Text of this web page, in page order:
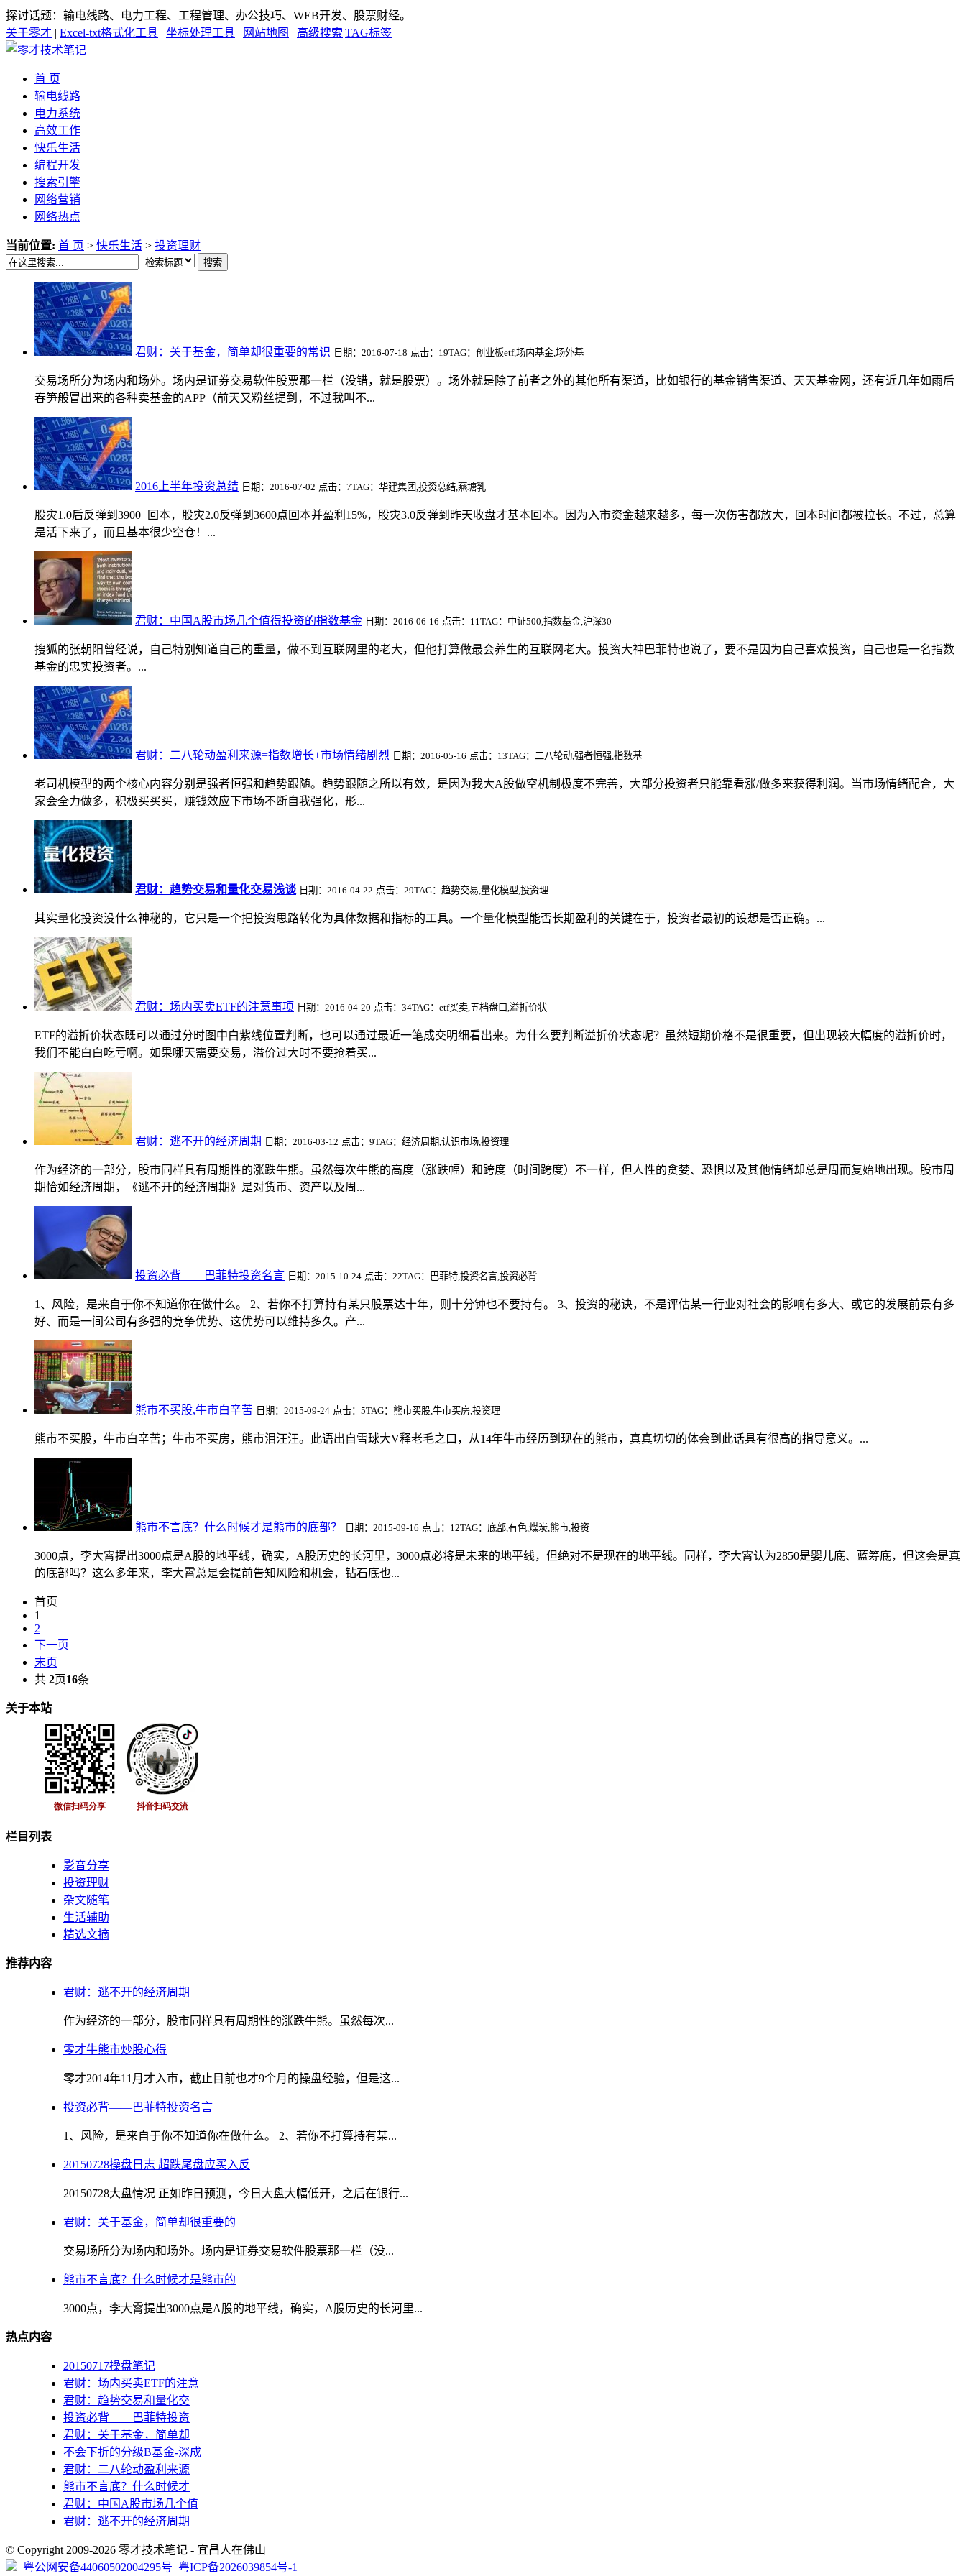
探讨话题：输电线路、电力工程、工程管理、办公技巧、WEB开发、股票财经。
关于零才 | Excel-txt格式化工具 | 坐标处理工具 | 网站地图 | 高级搜索|TAG标签
首 页
输电线路
电力系统
高效工作
快乐生活
编程开发
搜索引擎
网络营销
网络热点
当前位置: 首 页 > 快乐生活 > 投资理财
搜索
君财：关于基金，简单却很重要的常识 日期：2016-07-18 点击：19TAG：创业板etf,场内基金,场外基
交易场所分为场内和场外。场内是证券交易软件股票那一栏（没错，就是股票）。场外就是除了前者之外的其他所有渠道，比如银行的基金销售渠道、天天基金网，还有近几年如雨后
春笋般冒出来的各种卖基金的APP（前天又粉丝提到，不过我叫不...
2016上半年投资总结 日期：2016-07-02 点击：7TAG：华建集团,投资总结,燕塘乳
股灾1.0后反弹到3900+回本，股灾2.0反弹到3600点回本并盈利15%，股灾3.0反弹到昨天收盘才基本回本。因为入市资金越来越多，每一次伤害都放大，回本时间都被拉长。不过，总算
是活下来了，而且基本很少空仓！...
君财：中国A股市场几个值得投资的指数基金 日期：2016-06-16 点击：11TAG：中证500,指数基金,沪深30
搜狐的张朝阳曾经说，自己特别知道自己的重量，做不到互联网里的老大，但他打算做最会养生的互联网老大。投资大神巴菲特也说了，要不是因为自己喜欢投资，自己也是一名指数
基金的忠实投资者。...
君财：二八轮动盈利来源=指数增长+市场情绪剧烈 日期：2016-05-16 点击：13TAG：二八轮动,强者恒强,指数基
老司机模型的两个核心内容分别是强者恒强和趋势跟随。趋势跟随之所以有效，是因为我大A股做空机制极度不完善，大部分投资者只能靠看涨/做多来获得利润。当市场情绪配合，大
家会全力做多，积极买买买，赚钱效应下市场不断自我强化，形...
君财：趋势交易和量化交易浅谈 日期：2016-04-22 点击：29TAG：趋势交易,量化模型,投资理
其实量化投资没什么神秘的，它只是一个把投资思路转化为具体数据和指标的工具。一个量化模型能否长期盈利的关键在于，投资者最初的设想是否正确。...
君财：场内买卖ETF的注意事项 日期：2016-04-20 点击：34TAG：etf买卖,五档盘口,溢折价状
ETF的溢折价状态既可以通过分时图中白紫线位置判断，也可以通过最近一笔成交明细看出来。为什么要判断溢折价状态呢？虽然短期价格不是很重要，但出现较大幅度的溢折价时，
我们不能白白吃亏啊。如果哪天需要交易，溢价过大时不要抢着买...
君财：逃不开的经济周期 日期：2016-03-12 点击：9TAG：经济周期,认识市场,投资理
作为经济的一部分，股市同样具有周期性的涨跌牛熊。虽然每次牛熊的高度（涨跌幅）和跨度（时间跨度）不一样，但人性的贪婪、恐惧以及其他情绪却总是周而复始地出现。股市周
期恰如经济周期，《逃不开的经济周期》是对货币、资产以及周...
投资必背——巴菲特投资名言 日期：2015-10-24 点击：22TAG：巴菲特,投资名言,投资必背
1、风险，是来自于你不知道你在做什么。 2、若你不打算持有某只股票达十年，则十分钟也不要持有。 3、投资的秘诀，不是评估某一行业对社会的影响有多大、或它的发展前景有多
好、而是一间公司有多强的竞争优势、这优势可以维持多久。产...
熊市不买股,牛市白辛苦 日期：2015-09-24 点击：5TAG：熊市买股,牛市买房,投资理
熊市不买股，牛市白辛苦；牛市不买房，熊市泪汪汪。此语出自雪球大V释老毛之口，从14年牛市经历到现在的熊市，真真切切的体会到此话具有很高的指导意义。...
熊市不言底？什么时候才是熊市的底部？ 日期：2015-09-16 点击：12TAG：底部,有色,煤炭,熊市,投资
3000点，李大霄提出3000点是A股的地平线，确实，A股历史的长河里，3000点必将是未来的地平线，但绝对不是现在的地平线。同样，李大霄认为2850是婴儿底、蓝筹底，但这会是真
的底部吗？这么多年来，李大霄总是会提前告知风险和机会，钻石底也...
首页
1
2
下一页
末页
共 2页16条
关于本站
栏目列表
影音分享
投资理财
杂文随笔
生活辅助
精选文摘
推荐内容
君财：逃不开的经济周期
作为经济的一部分，股市同样具有周期性的涨跌牛熊。虽然每次...
零才牛熊市炒股心得
零才2014年11月才入市，截止目前也才9个月的操盘经验，但是这...
投资必背——巴菲特投资名言
1、风险，是来自于你不知道你在做什么。 2、若你不打算持有某...
20150728操盘日志 超跌尾盘应买入反
20150728大盘情况 正如昨日预测，今日大盘大幅低开，之后在银行...
君财：关于基金，简单却很重要的
交易场所分为场内和场外。场内是证券交易软件股票那一栏（没...
熊市不言底？什么时候才是熊市的
3000点，李大霄提出3000点是A股的地平线，确实，A股历史的长河里...
热点内容
20150717操盘笔记
君财：场内买卖ETF的注意
君财：趋势交易和量化交
投资必背——巴菲特投资
君财：关于基金，简单却
不会下折的分级B基金-深成
君财：二八轮动盈利来源
熊市不言底？什么时候才
君财：中国A股市场几个值
君财：逃不开的经济周期
© Copyright 2009-2026 零才技术笔记 - 宜昌人在佛山
粤公网安备44060502004295号 粤ICP备2026039854号-1